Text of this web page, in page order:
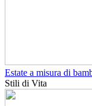
Estate a misura di
Stili di Vita